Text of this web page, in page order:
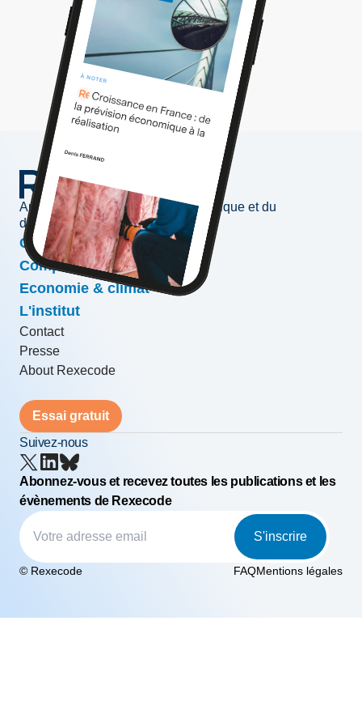
Au service de l'information économique et du
développement des entreprises
Conjoncture & prévisions
Compétitivité & croissance
Economie & climat
L'institut
Contact
Presse
About Rexecode
Essai gratuit
Suivez-nous
Abonnez-vous et recevez toutes les publications et les
évènements de Rexecode
S'inscrire
© Rexecode FAQMentions légales